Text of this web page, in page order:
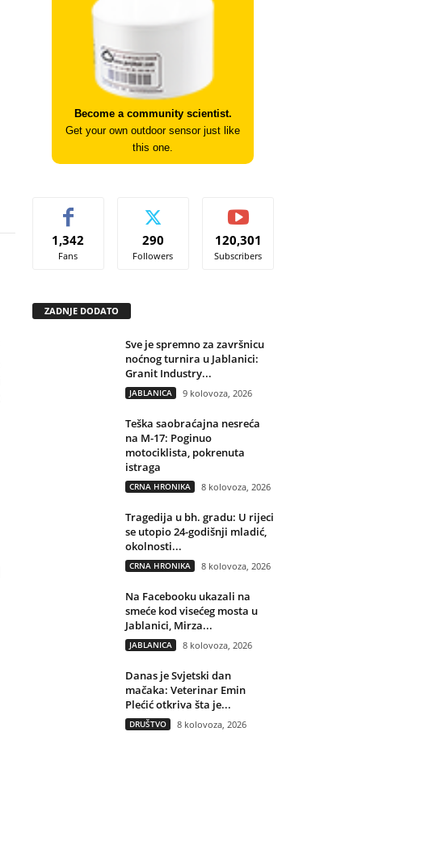
Become a community scientist.
Get your own outdoor sensor just like
this one.
1,342
Fans
290
Followers
120,301
Subscribers
ZADNJE DODATO
Sve je spremno za završnicu
noćnog turnira u Jablanici:
Granit Industry...
JABLANICA 9 kolovoza, 2026
Teška saobraćajna nesreća
na M-17: Poginuo
motociklista, pokrenuta
istraga
CRNA HRONIKA 8 kolovoza, 2026
Tragedija u bh. gradu: U rijeci
se utopio 24-godišnji mladić,
okolnosti...
CRNA HRONIKA 8 kolovoza, 2026
Na Facebooku ukazali na
smeće kod visećeg mosta u
Jablanici, Mirza...
JABLANICA 8 kolovoza, 2026
Danas je Svjetski dan
mačaka: Veterinar Emin
Plećić otkriva šta je...
DRUŠTVO 8 kolovoza, 2026